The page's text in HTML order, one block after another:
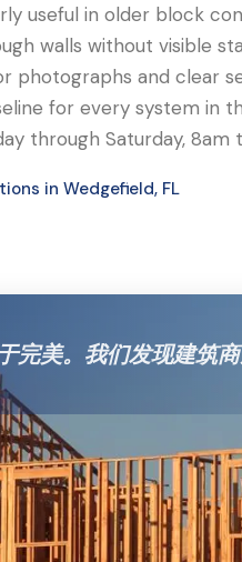
useful in older block
walls without visible
photographs and clear
for every system in
through Saturday, 8am
in Wedgefield, FL
完美。我们发现建筑商